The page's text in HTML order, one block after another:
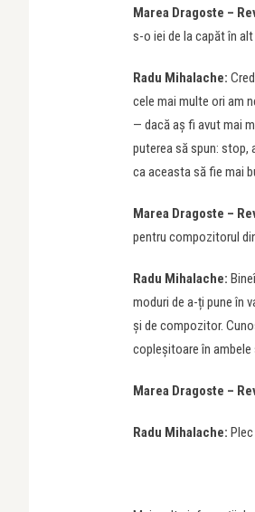
Marea Dragoste –
s-o iei de la capăt în
Radu Mihalache:
cele mai multe ori am
— dacă aș fi avut mai
puterea să spun: stop,
ca aceasta să fie mai
Marea Dragoste –
pentru compozitorul
Radu Mihalache:
moduri de a-ți pune în
și de compozitor.
copleșitoare în ambele
Marea Dragoste –
Radu Mihalache: